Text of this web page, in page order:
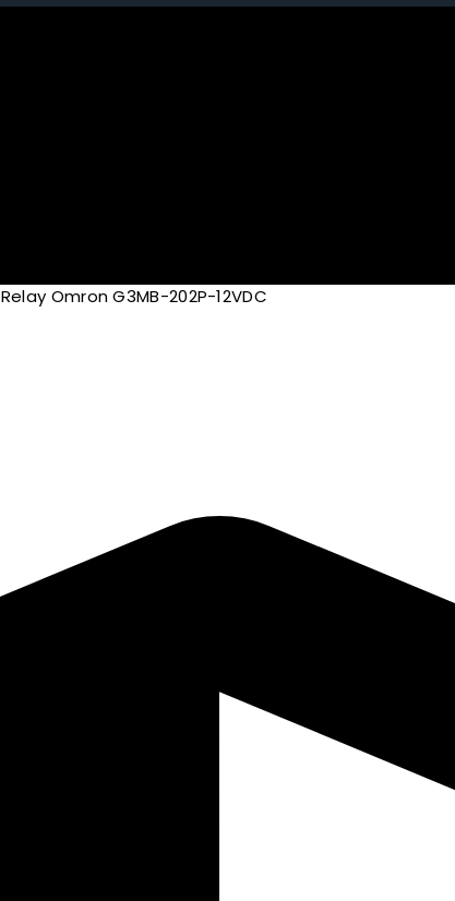
Relay Omron G3MB-202P-12VDC